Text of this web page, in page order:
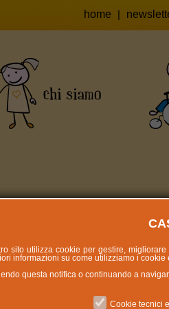
home |
dal 1971 a oggi
sito utilizza cookie per gestire,
informazioni su come utilizziamo i
questa notifica o continuando a
Cookie tecnici